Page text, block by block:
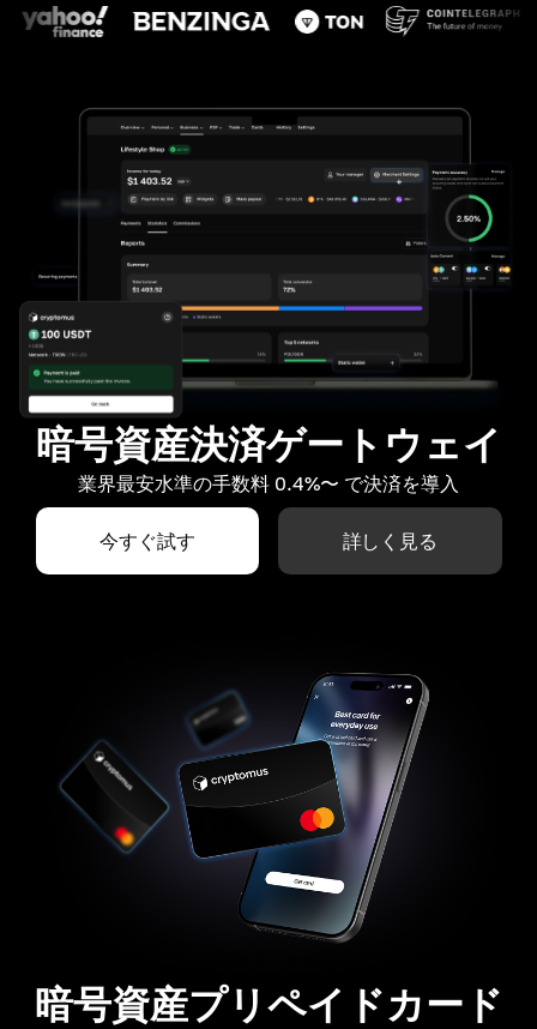
暗号資産決済ゲートウェイ
業界最安水準の手数料 0.4%〜 で決済を導入
今すぐ試す 詳しく見る
暗号資産プリペイドカード